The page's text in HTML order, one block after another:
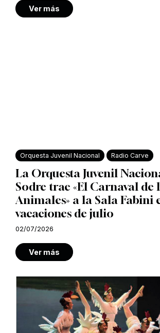
Ver más
Orquesta Juvenil Nacional Radio Carve
La Orquesta Juvenil
Sodre trae «El Carnaval de
Animales» a la Sala Fabini
vacaciones de julio
02/07/2026
Ver más